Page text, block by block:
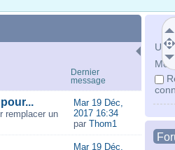
Mot
Dernier
message
remplacer un
Mar 19 Déc,
2017 16:34
par Thom1
Mar 19 Déc,